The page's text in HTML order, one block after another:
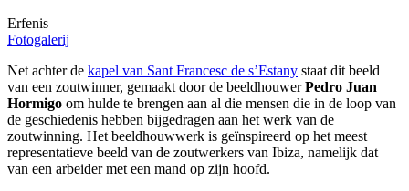
Erfenis
Fotogalerij
Net achter de kapel van Sant Francesc de s’Estany staat dit beeld
van een zoutwinner, gemaakt door de beeldhouwerPedro Juan
Hormigo om hulde te brengen aan al die mensen die in de loop van
de geschiedenis hebben bijgedragen aan het werk van de
zoutwinning. Het beeldhouwwerk is geïnspireerd op het meest
representatieve beeld van de zoutwerkers van Ibiza, namelijk dat
van een arbeider met een mand op zijn hoofd.